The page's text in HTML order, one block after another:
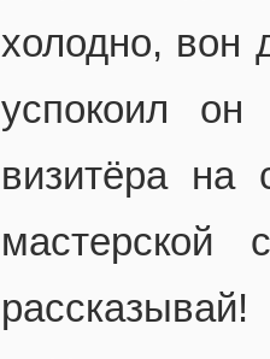
холодно, вон
успокоил он
визитёра
рассказывай!